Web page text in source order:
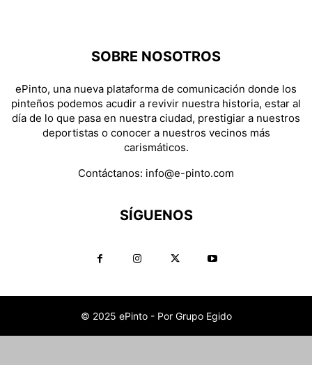
SOBRE NOSOTROS
ePinto, una nueva plataforma de comunicación donde los
pinteños podemos acudir a revivir nuestra historia, estar al
día de lo que pasa en nuestra ciudad, prestigiar a nuestros
deportistas o conocer a nuestros vecinos más
carismáticos.
Contáctanos: info@e-pinto.com
SÍGUENOS
© 2025 ePinto - Por Grupo Egido